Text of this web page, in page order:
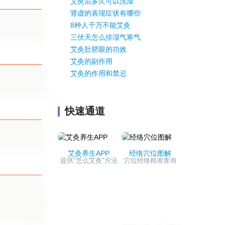
肾虚的表现症状有哪些
8种人千万不能艾灸
三伏天怎么排湿气寒气
艾灸肚脐眼的功效
艾灸的副作用
艾灸的作用和禁忌
快速通道
艾灸养生APP
提供"怎么艾灸"方法
经络穴位图解
穴位经络精准查询